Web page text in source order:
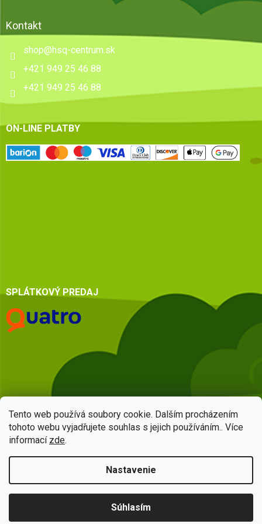
Tento web používá soubory cookie. Dalším procházením
tohoto webu vyjadřujete souhlas s jejich používáním.. Více
informací zde.
Nastavenie
Súhlasím
Kontakt
shop@hsq-centrum.sk
+421 949 25 46 88
+421 949 25 46 88
ON-LINE PLATBY
SPLÁTKOVÝ PREDAJ
Copyright 2026HSQ centrum. Všetky práva vyhradené.Upraviť
nastavenie cookies